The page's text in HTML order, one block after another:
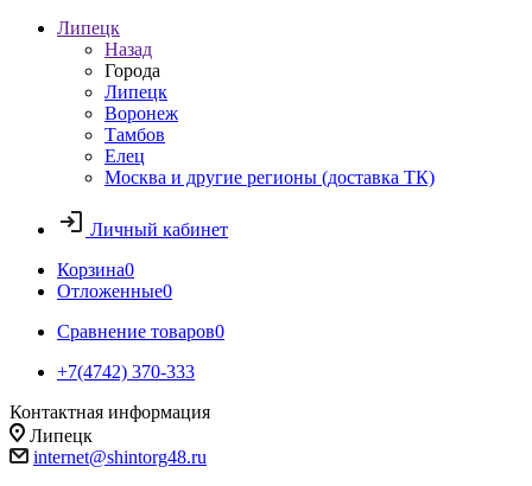
Липецк
Назад
Города
Липецк
Воронеж
Тамбов
Елец
Москва и другие регионы (доставка ТК)
Личный кабинет
Корзина0
Отложенные0
Сравнение товаров0
+7(4742) 370-333
Контактная информация
Липецк
internet@shintorg48.ru